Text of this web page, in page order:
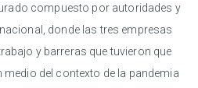
compuesto por autoridades y
donde las tres empresas
y barreras que tuvieron que
medio del contexto de la pandemia